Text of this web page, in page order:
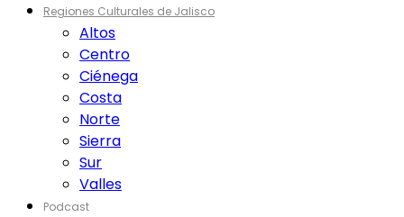
Regiones Culturales de Jalisco
Altos
Centro
Ciénega
Costa
Norte
Sierra
Sur
Valles
Podcast